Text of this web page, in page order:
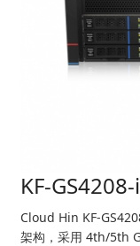
KF-
Cloud Hin KF-
架构，采用 4th/5th